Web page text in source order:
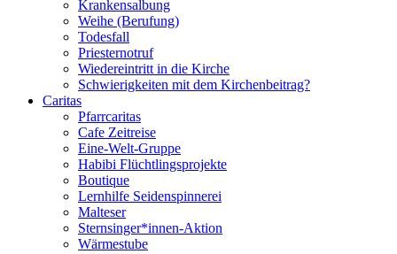
Krankensalbung
Weihe (Berufung)
Todesfall
Priesternotruf
Wiedereintritt in die Kirche
Schwierigkeiten mit dem Kirchenbeitrag?
Caritas
Pfarrcaritas
Cafe Zeitreise
Eine-Welt-Gruppe
Habibi Flüchtlingsprojekte
Boutique
Lernhilfe Seidenspinnerei
Malteser
Sternsinger*innen-Aktion
Wärmestube